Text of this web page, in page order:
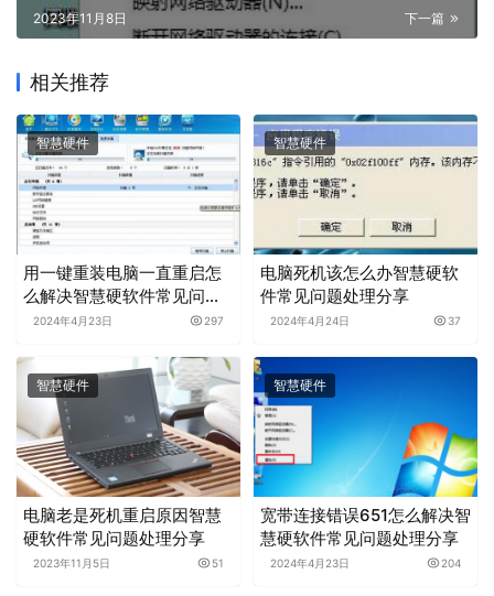
下一篇
2023年11月8日
相关推荐
智慧硬件
用一键重装电脑一直重启怎
么解决智慧硬软件常见问题
处理分享
2024年4月23日 297
智慧硬件
电脑死机该怎么办智慧硬软
件常见问题处理分享
2024年4月24日 37
智慧硬件
电脑老是死机重启原因智慧
硬软件常见问题处理分享
2023年11月5日 51
智慧硬件
宽带连接错误651怎么解决智
慧硬软件常见问题处理分享
2024年4月23日 204